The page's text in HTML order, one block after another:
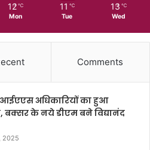
12 ℃
Mon
11 ℃
Tue
13 ℃
Wed
Comments
अधिकारियों का हुआ
बक्सर के नये डीएम बने विद्यानंद
2025